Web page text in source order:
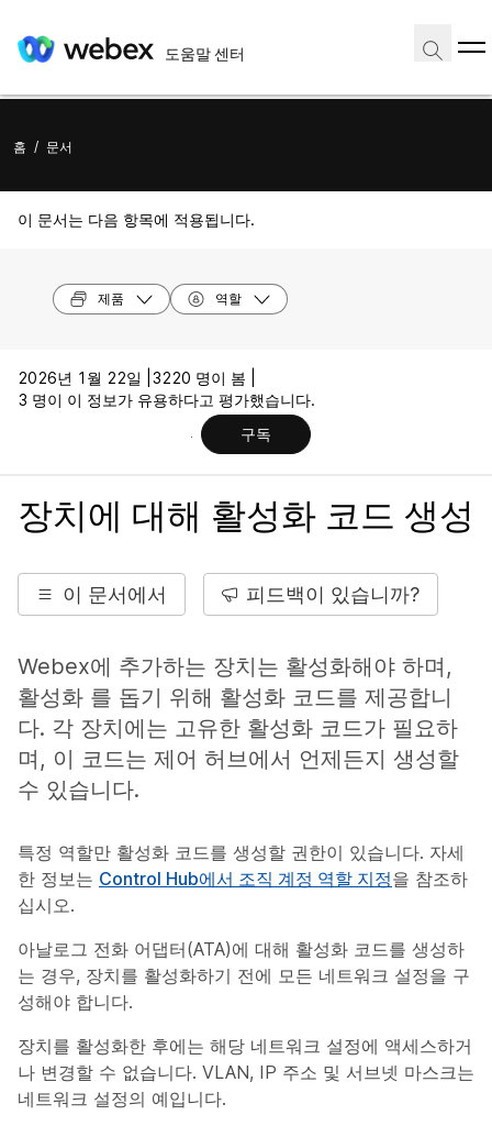
도움말 센터
홈 / 문서
이 문서는 다음 항목에 적용됩니다.
제품 역할
2026년 1월 22일 | 3220 명이 봄 |
3 명이 이 정보가 유용하다고 평가했습니다.
구독
장치에 대해 활성화 코드 생성
이 문서에서 피드백이 있습니까?
Webex에 추가하는 장치는 활성화해야 하며,
활성화 를 돕기 위해 활성화 코드를 제공합니
다. 각 장치에는 고유한 활성화 코드가 필요하
며, 이 코드는 제어 허브에서 언제든지 생성할
수 있습니다.
특정 역할만 활성화 코드를 생성할 권한이 있습니다. 자세
한 정보는 Control Hub에서 조직 계정 역할 지정을 참조하
십시오.
아날로그 전화 어댑터(ATA)에 대해 활성화 코드를 생성하
는 경우, 장치를 활성화하기 전에 모든 네트워크 설정을 구
성해야 합니다.
장치를 활성화한 후에는 해당 네트워크 설정에 액세스하거
나 변경할 수 없습니다. VLAN, IP 주소 및 서브넷 마스크는
네트워크 설정의 예입니다.